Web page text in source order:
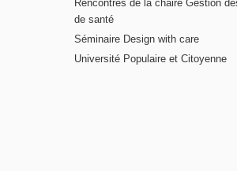
Rencontres de la chaire Gestion
de santé
Séminaire Design with care
Université Populaire et Citoyenne